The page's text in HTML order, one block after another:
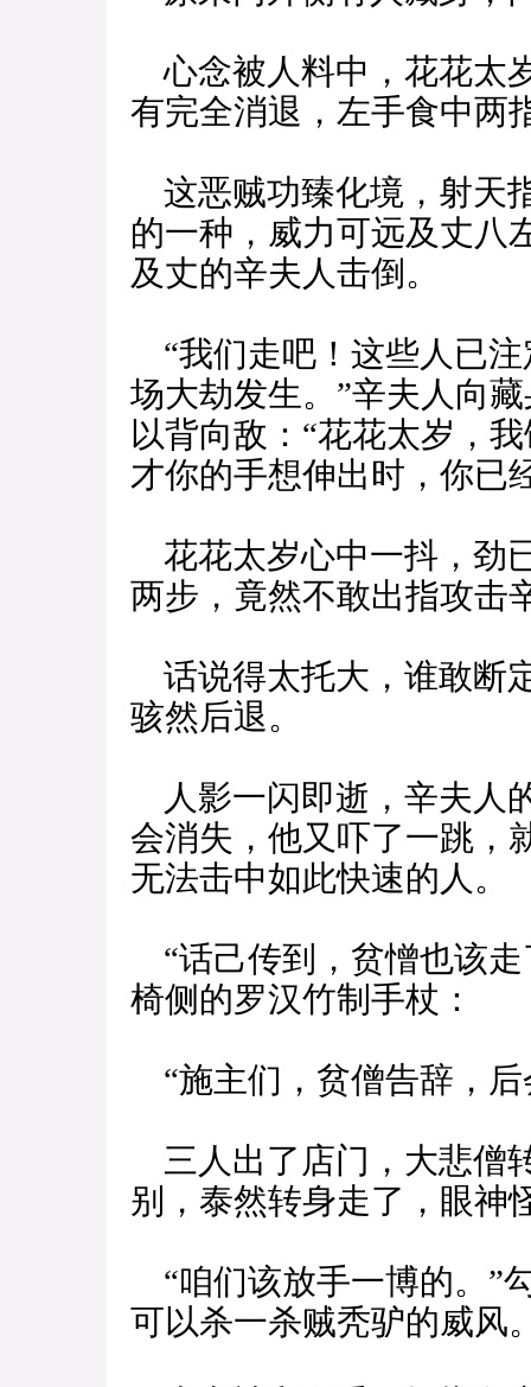
心念被人料中，花花太
有完全消退，左手食中两
这恶贼功臻化境，射天
的一种，威力可远及丈八
及丈的辛夫人击倒。
“我们走吧！这些人已
场大劫发生。”辛夫人向
以背向敌：“花花太岁，
才你的手想伸出时，你已
花花太岁心中一抖，劲
两步，竟然不敢出指攻击
话说得太托大，谁敢断
骇然后退。
人影一闪即逝，辛夫人
会消失，他又吓了一跳，
无法击中如此快速的人。
“话己传到，贫憎也该走
椅侧的罗汉竹制手杖：
“施主们，贫僧告辞，后
三人出了店门，大悲僧
别，泰然转身走了，眼神
“咱们该放手一博的。”
可以杀一杀贼秃驴的威风